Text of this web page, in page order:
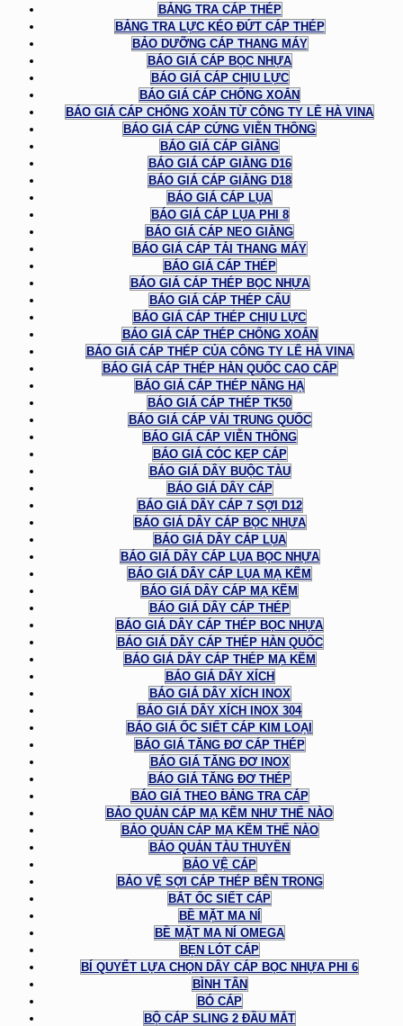
BẢNG TRA CÁP THÉP
BẢNG TRA LỰC KÉO ĐỨT CÁP THÉP
BẢO DƯỠNG CÁP THANG MÁY
BÁO GIÁ CÁP BỌC NHỰA
BÁO GIÁ CÁP CHỊU LỰC
BÁO GIÁ CÁP CHỐNG XOẮN
BÁO GIÁ CÁP CHỐNG XOẮN TỪ CÔNG TY LÊ HÀ VINA
BÁO GIÁ CÁP CỨNG VIỄN THÔNG
BÁO GIÁ CÁP GIẰNG
BÁO GIÁ CÁP GIẰNG D16
BÁO GIÁ CÁP GIẰNG D18
BÁO GIÁ CÁP LỤA
BÁO GIÁ CÁP LỤA PHI 8
BÁO GIÁ CÁP NEO GIẰNG
BÁO GIÁ CÁP TẢI THANG MÁY
BÁO GIÁ CÁP THÉP
BÁO GIÁ CÁP THÉP BỌC NHỰA
BÁO GIÁ CÁP THÉP CẨU
BÁO GIÁ CÁP THÉP CHỊU LỰC
BÁO GIÁ CÁP THÉP CHỐNG XOẮN
BÁO GIÁ CÁP THÉP CỦA CÔNG TY LÊ HÀ VINA
BÁO GIÁ CÁP THÉP HÀN QUỐC CAO CẤP
BÁO GIÁ CÁP THÉP NÂNG HẠ
BÁO GIÁ CÁP THÉP TK50
BÁO GIÁ CÁP VẢI TRUNG QUỐC
BÁO GIÁ CÁP VIỄN THÔNG
BÁO GIÁ CÓC KẸP CÁP
BÁO GIÁ DÂY BUỘC TÀU
BÁO GIÁ DÂY CÁP
BÁO GIÁ DÂY CÁP 7 SỢI D12
BÁO GIÁ DÂY CÁP BỌC NHỰA
BÁO GIÁ DÂY CÁP LỤA
BÁO GIÁ DÂY CÁP LỤA BỌC NHỰA
BÁO GIÁ DÂY CÁP LỤA MẠ KẼM
BÁO GIÁ DÂY CÁP MẠ KẼM
BÁO GIÁ DÂY CÁP THÉP
BÁO GIÁ DÂY CÁP THÉP BỌC NHỰA
BÁO GIÁ DÂY CÁP THÉP HÀN QUỐC
BÁO GIÁ DÂY CÁP THÉP MẠ KẼM
BÁO GIÁ DÂY XÍCH
BÁO GIÁ DÂY XÍCH INOX
BÁO GIÁ DÂY XÍCH INOX 304
BÁO GIÁ ỐC SIẾT CÁP KIM LOẠI
BÁO GIÁ TĂNG ĐƠ CÁP THÉP
BÁO GIÁ TĂNG ĐƠ INOX
BÁO GIÁ TĂNG ĐƠ THÉP
BÁO GIÁ THEO BẢNG TRA CÁP
BẢO QUẢN CÁP MẠ KẼM NHƯ THẾ NÀO
BẢO QUẢN CÁP MẠ KẼM THẾ NÀO
BẢO QUẢN TÀU THUYỀN
BẢO VỆ CÁP
BẢO VỆ SỢI CÁP THÉP BÊN TRONG
BẮT ỐC SIẾT CÁP
BỀ MẶT MA NÍ
BỀ MẶT MA NÍ OMEGA
BẸN LÓT CÁP
BÍ QUYẾT LỰA CHỌN DÂY CÁP BỌC NHỰA PHI 6
BÌNH TÂN
BÓ CÁP
BỘ CÁP SLING 2 ĐẦU MẮT